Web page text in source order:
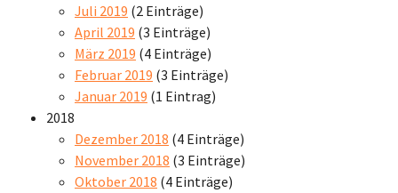
Juli 2019 (2 Einträge)
April 2019 (3 Einträge)
März 2019 (4 Einträge)
Februar 2019 (3 Einträge)
Januar 2019 (1 Eintrag)
2018
Dezember 2018 (4 Einträge)
November 2018 (3 Einträge)
Oktober 2018 (4 Einträge)